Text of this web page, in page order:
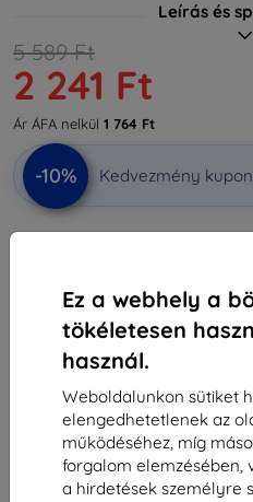
Ez a webhely a
tökéletesen
használ.
Weboldalunkon sütiket
elengedhetetlenek az
működéséhez, míg
forgalom elemzésében,
a hirdetések személyre
Leírás és
5 589 Ft
2 241 Ft
Ár ÁFA nelkül 1 764 Ft
-10% Kedvezmény
Mennyiségi kedvezmények
2db
10%
3db+
15%